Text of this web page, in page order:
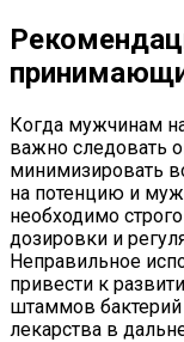
Когда мужчинам
важно следовать
минимизировать
на потенцию и
необходимо
дозировки и
Неправильное
привести к
штаммов
лекарства в